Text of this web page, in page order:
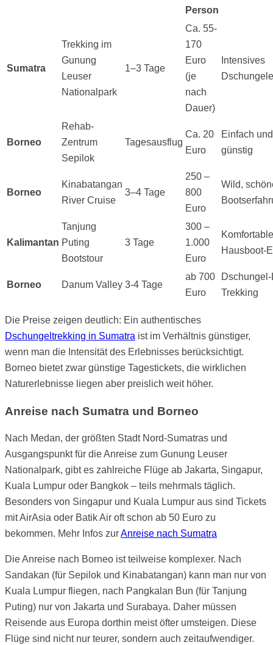
Person
Sumatra
Trekking im
Gunung
Leuser
Nationalpark
1–3 Tage
Ca. 55-
170
Euro
(je
nach
Dauer)
Intensives
Borneo
Rehab-
Zentrum
Sepilok
Tagesausflug
Ca. 20
Euro
Einfach und
günstig
Borneo
Kinabatangan
River Cruise
3–4 Tage
250 –
800
Euro
Wild,
Kalimantan
Tanjung
Puting
Bootstour
3 Tage
300 –
1.000
Euro
Hausboot-
Borneo Danum Valley 3-4 Tage
ab 700
Euro
Trekking
Die Preise zeigen deutlich: Ein authentisches
Dschungeltrekking in Sumatra ist im Verhältnis günstiger,
wenn man die Intensität des Erlebnisses berücksichtigt.
Borneo bietet zwar günstige Tagestickets, die wirklichen
Naturerlebnisse liegen aber preislich weit höher.
Anreise nach Sumatra und Borneo
Nach Medan, der größten Stadt Nord-Sumatras und
Ausgangspunkt für die Anreise zum Gunung Leuser
Nationalpark, gibt es zahlreiche Flüge ab Jakarta, Singapur,
Kuala Lumpur oder Bangkok – teils mehrmals täglich.
Besonders von Singapur und Kuala Lumpur aus sind Tickets
mit AirAsia oder Batik Air oft schon ab 50 Euro zu
bekommen. Mehr Infos zurAnreise nach Sumatra
Die Anreise nach Borneo ist teilweise komplexer. Nach
Sandakan (für Sepilok und Kinabatangan) kann man nur von
Kuala Lumpur fliegen, nach Pangkalan Bun (für Tanjung
Puting) nur von Jakarta und Surabaya. Daher müssen
Reisende aus Europa dorthin meist öfter umsteigen. Diese
Flüge sind nicht nur teurer, sondern auch zeitaufwendiger.